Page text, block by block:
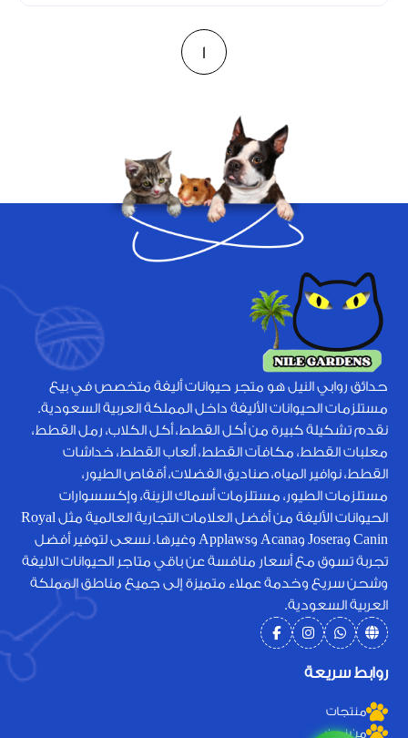
1
حدائق روابي النيل هو متجر حيوانات أليفة متخصص في بيع
مستلزمات الحيوانات الأليفة داخل المملكة العربية السعودية.
نقدم تشكيلة كبيرة من أكل القطط، أكل الكلاب، رمل القطط،
معلبات القطط، مكافآت القطط، ألعاب القطط، خداشات
القطط، نوافير المياه، صناديق الفضلات، أقفاص الطيور،
مستلزمات الطيور، مستلزمات أسماك الزينة، وإكسسوارات
الحيوانات الأليفة من أفضل العلامات التجارية العالمية مثل Royal
Canin وJosera وAcana وApplaws وغيرها. نسعى لتوفير أفضل
تجربة تسوق مع أسعار منافسة عن باقي متاجر الحيوانات الاليفة
وشحن سريع وخدمة عملاء متميزة إلى جميع مناطق المملكة
العربية السعودية.
روابط سريعة
منتجات
من نحن